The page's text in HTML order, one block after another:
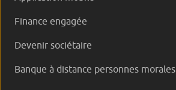
Finance engagée
Devenir sociétaire
Banque à distance personnes morales